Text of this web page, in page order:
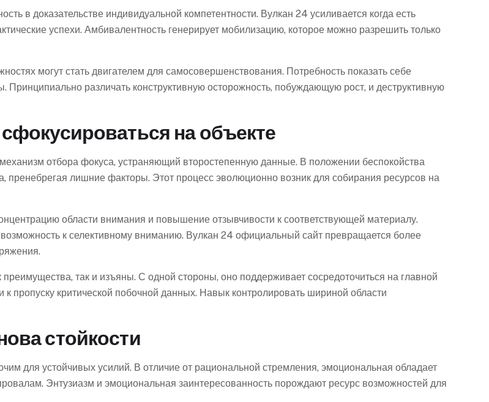
в доказательстве индивидуальной компетентности. Вулкан 24 усиливается когда есть
успехи. Амбивалентность генерирует мобилизацию, которое можно разрешить только
могут стать двигателем для самосовершенствования. Потребность показать себе
Принципиально различать конструктивную осторожность, побуждающую рост, и деструктивную
на объекте
отбора фокуса, устраняющий второстепенную данные. В положении беспокойства
пренебрегая лишние факторы. Этот процесс эволюционно возник для собирания ресурсов на
области внимания и повышение отзывчивости к соответствующей материалу.
к селективному вниманию. Вулкан 24 официальный сайт превращается более
так и изъяны. С одной стороны, оно поддерживает сосредоточиться на главной
пропуску критической побочной данных. Навык контролировать шириной области
стойкости
для устойчивых усилий. В отличие от рациональной стремления, эмоциональная обладает
Энтузиазм и эмоциональная заинтересованность порождают ресурс возможностей для